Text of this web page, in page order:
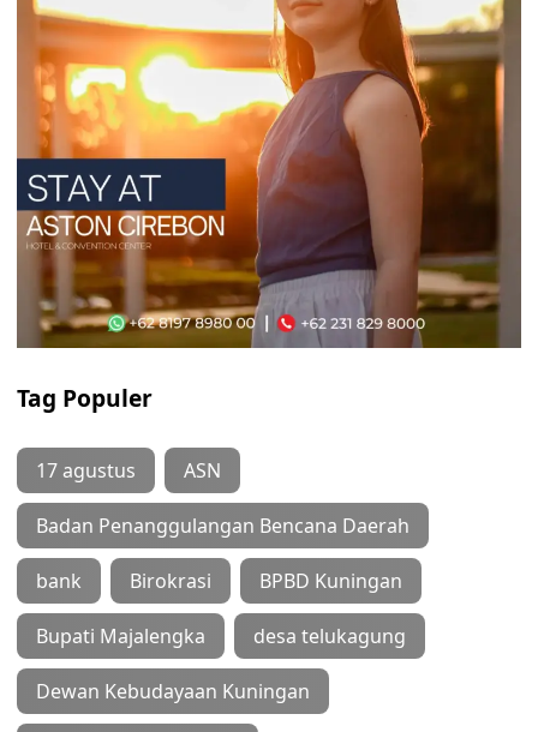
Tag Populer
17 agustus ASN
Badan Penanggulangan Bencana Daerah
bank Birokrasi BPBD Kuningan
Bupati Majalengka desa telukagung
Dewan Kebudayaan Kuningan